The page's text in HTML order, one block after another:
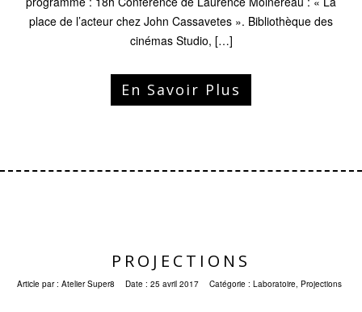
place de l’acteur chez John Cassavetes ». Bibliothèque des
cinémas Studio, […]
En Savoir Plus
PROJECTIONS
Article par : Atelier Super8 Date : 25 avril 2017 Catégorie : Laboratoire, Projections